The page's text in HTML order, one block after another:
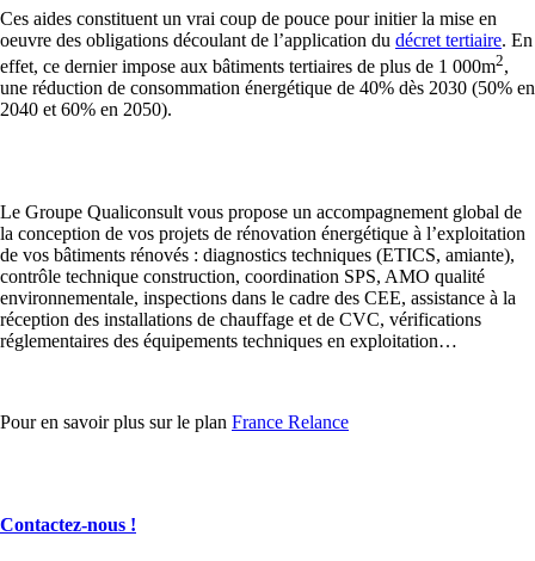
Ces aides constituent un vrai coup de pouce pour initier la mise en
oeuvre des obligations découlant de l’application du décret tertiaire. En
effet, ce dernier impose aux bâtiments tertiaires de plus de 1 000m2,
une réduction de consommation énergétique de 40% dès 2030 (50% en
2040 et 60% en 2050).
Le Groupe Qualiconsult vous propose un accompagnement global de
la conception de vos projets de rénovation énergétique à l’exploitation
de vos bâtiments rénovés : diagnostics techniques (ETICS, amiante),
contrôle technique construction, coordination SPS, AMO qualité
environnementale, inspections dans le cadre des CEE, assistance à la
réception des installations de chauffage et de CVC, vérifications
réglementaires des équipements techniques en exploitation…
Pour en savoir plus sur le plan France Relance
Contactez-nous !